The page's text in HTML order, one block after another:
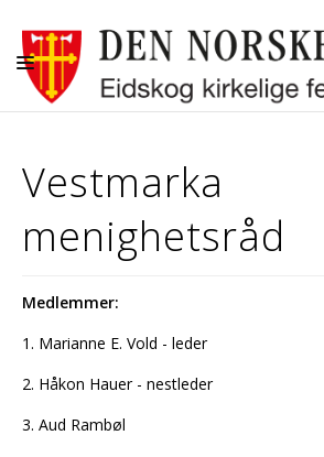
KIRKENE
GUDSTJENESTER
BARN OG UNGDOM
MENIGHETSBLAD
RÅD OG UTVALG
KONTAKT OSS
Vestmarka
menighetsråd
Medlemmer:
1. Marianne E. Vold - leder
2. Håkon Hauer - nestleder
3. Aud Rambøl